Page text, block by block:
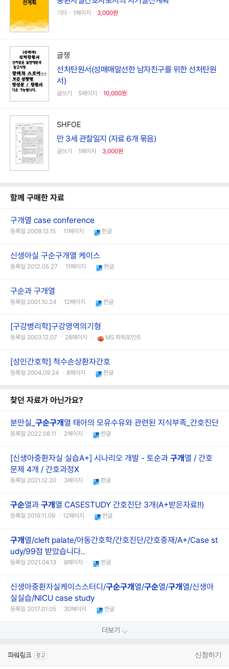
기타ㆍ1페이지ㆍ 3,000원
글쟁
선처탄원서(성매매알선한 남자친구를 위한 선처탄원
서)
글쓰기ㆍ5페이지ㆍ 10,000원
SHFOE
만 3세 관찰일지 (자료 6개 묶음)
글쓰기ㆍ1페이지ㆍ 3,000원
함께 구매한 자료
구개열 case conference
등록일 2009.12.15 ㆍ11페이지 ㆍ 한글
신생아실 구순구개열 케이스
등록일 2012.05.27 ㆍ11페이지 ㆍ 한글
구순과 구개열
등록일 2001.10.24 ㆍ12페이지 ㆍ 한글
[구강병리학]구강영역의기형
등록일 2003.12.07 ㆍ28페이지 ㆍ MS 파워포인트
[성인간호학] 척수손상환자간호
등록일 2004.09.24 ㆍ8페이지 ㆍ 한글
찾던 자료가 아닌가요?
분만실_ 구순구개열 태아의 모유수유와 관련된 지식부족_간호진단
등록일 2022.08.11 ㆍ2페이지 ㆍ 한글
[신생아중환자실 실습A+] 시나리오 개발 - 토순과 구개열 / 간호
문제 4개 / 간호과정X
등록일 2021.12.20 ㆍ3페이지 ㆍ 한글
구순열과 구개열 CASESTUDY 간호진단 3개(A+받은자료!!)
등록일 2019.11.09 ㆍ12페이지 ㆍ 한글
구개열/cleft palate/아동간호학/간호진단/간호중재/A+/Case st
udy/99점 받았습니다..
등록일 2021.04.13 ㆍ8페이지 ㆍ 한글
신생아중환자실케이스스터디/구순구개열/구순열/구개열/신생아
실실습/NICU case study
등록일 2017.01.05 ㆍ30페이지 ㆍ 한글
더보기
신청하기